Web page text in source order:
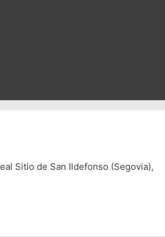
Sitio de San Ildefonso (Segovia),